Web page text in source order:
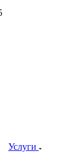
Услуги